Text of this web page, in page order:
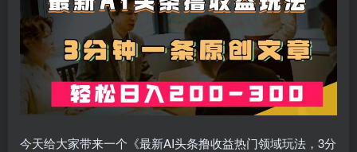
今天给大家带来一个《最新AI头条撸收益热门领域玩法，3分